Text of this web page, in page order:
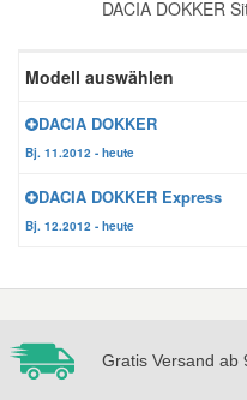
DACIA DOKKER
Modell auswählen
DACIA DOKKER
Bj. 11.2012 - heute
DACIA DOKKER Express
Bj. 12.2012 - heute
Gratis Versand ab
Zündanlage und
Jeep Ersatzteile